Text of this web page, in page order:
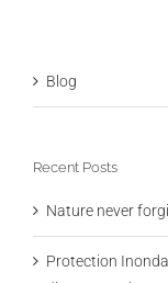
Blog
Recent Posts
Nature never
Protection